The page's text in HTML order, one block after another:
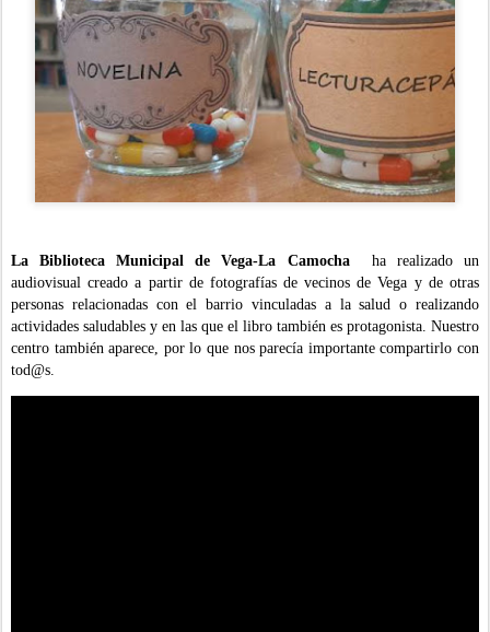
La Biblioteca Municipal de Vega-La Camochaha realizado un
audiovisual creado a partir de fotografías de vecinos de Vega y de otras
personas relacionadas con el barrio vinculadas a la salud o realizando
actividades saludables y en las que el libro también es protagonista. Nuestro
centro también aparece, por lo que nos parecía importante compartirlo con
tod@s.